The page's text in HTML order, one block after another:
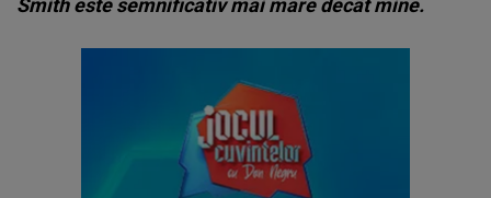
Smith este semnificativ mai mare decât mine.